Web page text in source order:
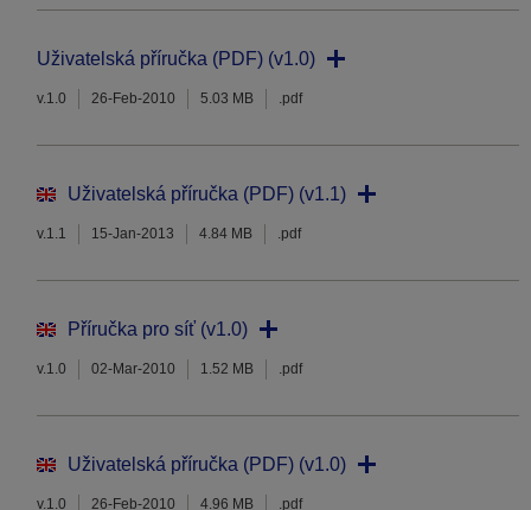
Uživatelská příručka (PDF) (v1.0)
v.1.0 26-Feb-2010 5.03 MB .pdf
Uživatelská příručka (PDF) (v1.1)
v.1.1 15-Jan-2013 4.84 MB .pdf
Příručka pro síť (v1.0)
v.1.0 02-Mar-2010 1.52 MB .pdf
Uživatelská příručka (PDF) (v1.0)
v.1.0 26-Feb-2010 4.96 MB .pdf